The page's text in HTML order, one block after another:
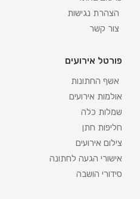
הצהרת נגישות
צור קשר
פורטל אירועים
אשף החתונות
אולמות אירועים
שמלות כלה
חליפות חתן
צילום אירועים
אישורי הגעה לחתונה
סידורי הושבה